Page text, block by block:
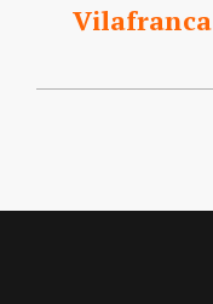
Vilafranca